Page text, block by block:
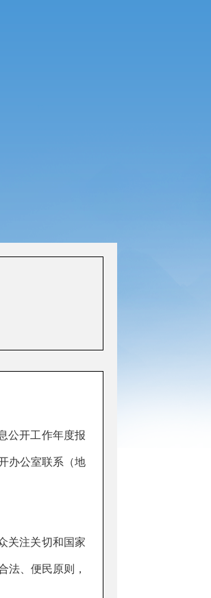
公开工作年度报
办公室联系（地
关注关切和国家
法、便民原则，